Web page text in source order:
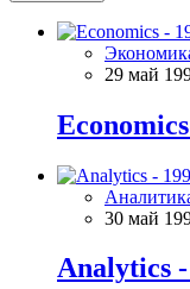
29 май
30 май
Analytics